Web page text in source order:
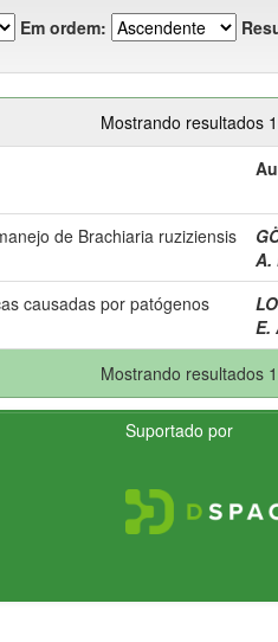
Em ordem:
Mostrando resultados
de Brachiaria ruziziensis
A.
causadas por patógenos
E.
Mostrando resultados
Suportado por